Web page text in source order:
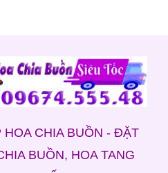
HOA CHIA BUỒN - ĐẶT
BUỒN, HOA TANG